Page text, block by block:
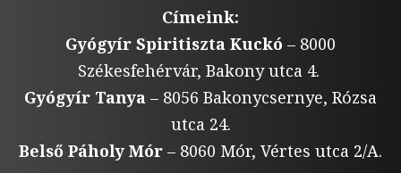
Címeink:
Gyógyír Spiritiszta Kuckó – 8000
Székesfehérvár, Bakony utca 4.
Gyógyír Tanya – 8056 Bakonycsernye, Rózsa
utca 24.
Belső Páholy Mór – 8060 Mór, Vértes utca 2/A.